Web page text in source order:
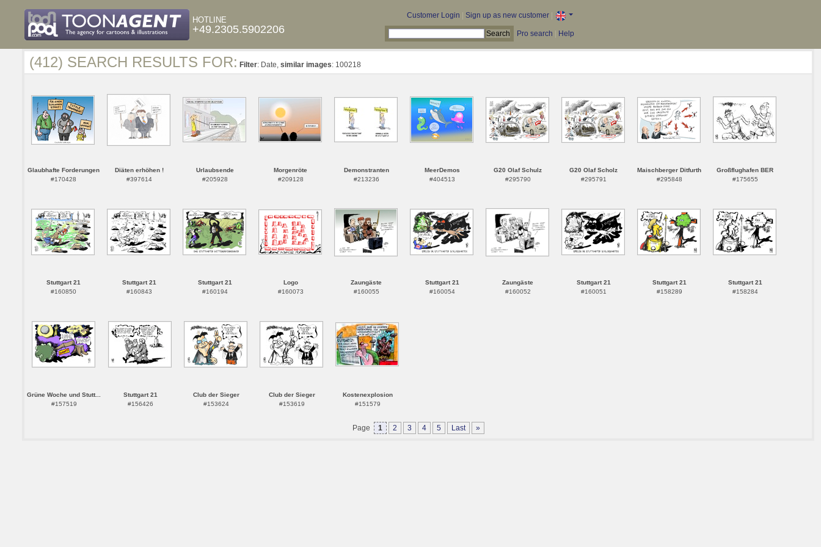
HOTLINE
+49.2305.5902206
Customer Login Sign up as new customer|
Pro search Help
(412) SEARCH RESULTS FOR: Filter: Date, similar images: 100218
Glaubhafte Forderungen
#170428
Diäten erhöhen !
#397614
Urlaubsende
#205928
Morgenröte
#209128
Demonstranten
#213236
MeerDemos
#404513
G20 Olaf Schulz
#295790
G20 Olaf Scholz
#295791
Maischberger Ditfurth
#295848
Großflughafen BER
#175655
Stuttgart 21
#160850
Stuttgart 21
#160843
Stuttgart 21
#160194
Logo
#160073
Zaungäste
#160055
Stuttgart 21
#160054
Zaungäste
#160052
Stuttgart 21
#160051
Stuttgart 21
#158289
Stuttgart 21
#158284
Grüne Woche und Stutt...
#157519
Stuttgart 21
#156426
Club der Sieger
#153624
Club der Sieger
#153619
Kostenexplosion
#151579
Page 1 2 3 4 5 Last »